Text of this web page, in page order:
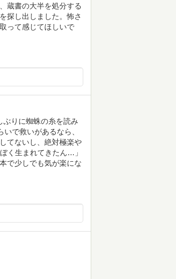
蔵書の大半を処分する
探し出しました。怖さ
って感じてほしいで
ぶりに蜘蛛の糸を読み
で救いがあるなら、
てないし、絶対極楽や
く生まれてきたん…」
で少しでも気が楽にな